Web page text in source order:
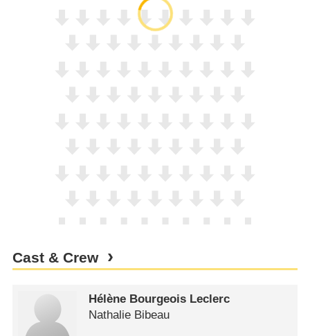
Cast & Crew
Hélène Bourgeois Leclerc
Nathalie Bibeau